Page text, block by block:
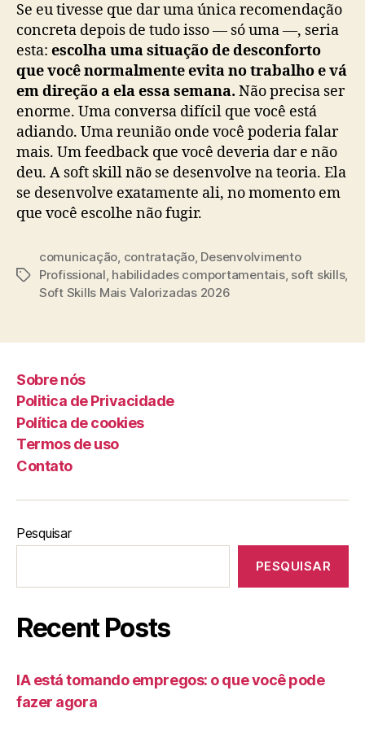
Se eu tivesse que dar uma única recomendação
concreta depois de tudo isso — só uma —, seria
esta: escolha uma situação de desconforto
que você normalmente evita no trabalho e vá
em direção a ela essa semana. Não precisa ser
enorme. Uma conversa difícil que você está
adiando. Uma reunião onde você poderia falar
mais. Um feedback que você deveria dar e não
deu. A soft skill não se desenvolve na teoria. Ela
se desenvolve exatamente ali, no momento em
que você escolhe não fugir.
Tags
comunicação, contratação, Desenvolvimento
Profissional, habilidades comportamentais, soft skills,
Soft Skills Mais Valorizadas 2026
Sobre nós
Politica de Privacidade
Política de cookies
Termos de uso
Contato
Pesquisar
PESQUISAR
Recent Posts
IA está tomando empregos: o que você pode
fazer agora